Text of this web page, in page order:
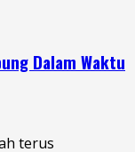
Dalam Waktu
terus